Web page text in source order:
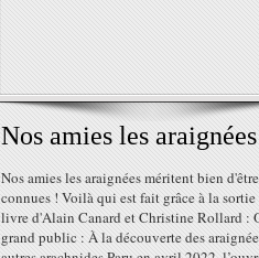
Nos amies les
Nos amies les araignées méritent bien
connues ! Voilà qui est fait grâce à la
livre d'Alain Canard et Christine Rollard :
grand public : À la découverte des